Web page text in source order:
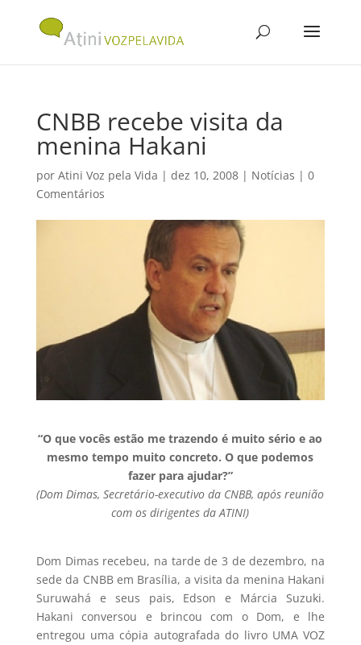
CNBB recebe visita da
menina Hakani
por Atini Voz pela Vida | dez 10, 2008| Notícias | 0
Comentários
“O que vocês estão me trazendo é muito sério e ao
mesmotempo muitoconcreto.O que podemos
fazer para ajudar?”
(Dom Dimas, Secretário-executivo da CNBB, após reunião
com os dirigentes da ATINI)
Dom Dimas recebeu, na tarde de 3 de dezembro, na
sede da CNBB em Brasília, a visita da menina Hakani
Suruwahá e seus pais, Edson e Márcia Suzuki.
Hakani conversou e brincou com o Dom, e lhe
entregou uma cópia autografada do livro UMA VOZ